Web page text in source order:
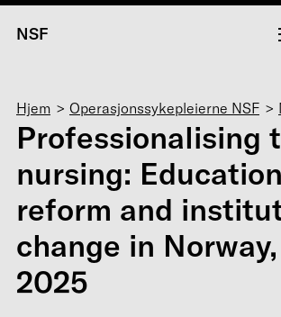
NSF
Navigasjonssti
Hjem Operasjonssykepleierne NSF
Professionalising
nursing:
reform and
change in Norway,
2025